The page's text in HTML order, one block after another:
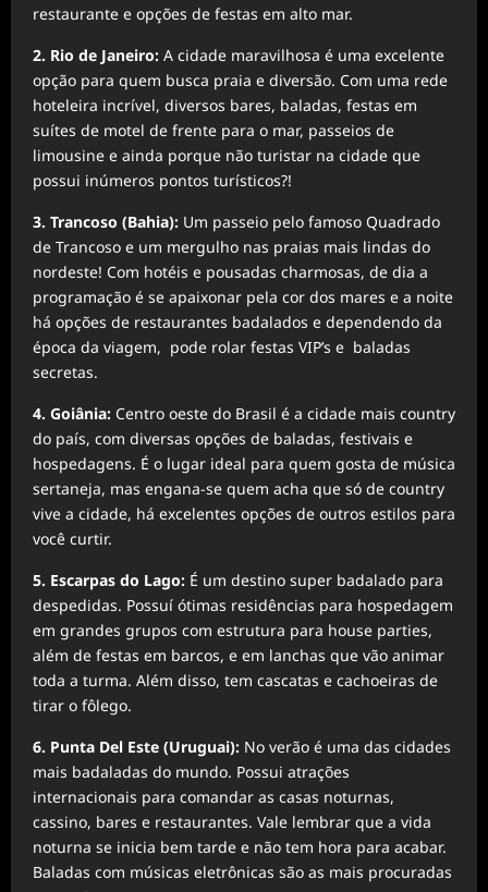
restaurante e opções de festas em alto mar.
2. Rio de Janeiro: A cidade maravilhosa é uma excelente
opção para quem busca praia e diversão. Com uma rede
hoteleira incrível, diversos bares, baladas, festas em
suítes de motel de frente para o mar, passeios de
limousine e ainda porque não turistar na cidade que
possui inúmeros pontos turísticos?!
3. Trancoso (Bahia): Um passeio pelo famoso Quadrado
de Trancoso e um mergulho nas praias mais lindas do
nordeste! Com hotéis e pousadas charmosas, de dia a
programação é se apaixonar pela cor dos mares e a noite
há opções de restaurantes badalados e dependendo da
época da viagem, pode rolar festas VIP’s e baladas
secretas.
4. Goiânia: Centro oeste do Brasil é a cidade mais country
do país, com diversas opções de baladas, festivais e
hospedagens. É o lugar ideal para quem gosta de música
sertaneja, mas engana-se quem acha que só de country
vive a cidade, há excelentes opções de outros estilos para
você curtir.
5. Escarpas do Lago: É um destino super badalado para
despedidas. Possuí ótimas residências para hospedagem
em grandes grupos com estrutura para house parties,
além de festas em barcos, e em lanchas que vão animar
toda a turma. Além disso, tem cascatas e cachoeiras de
tirar o fôlego.
6. Punta Del Este (Uruguai): No verão é uma das cidades
mais badaladas do mundo. Possui atrações
internacionais para comandar as casas noturnas,
cassino, bares e restaurantes. Vale lembrar que a vida
noturna se inicia bem tarde e não tem hora para acabar.
Baladas com músicas eletrônicas são as mais procuradas